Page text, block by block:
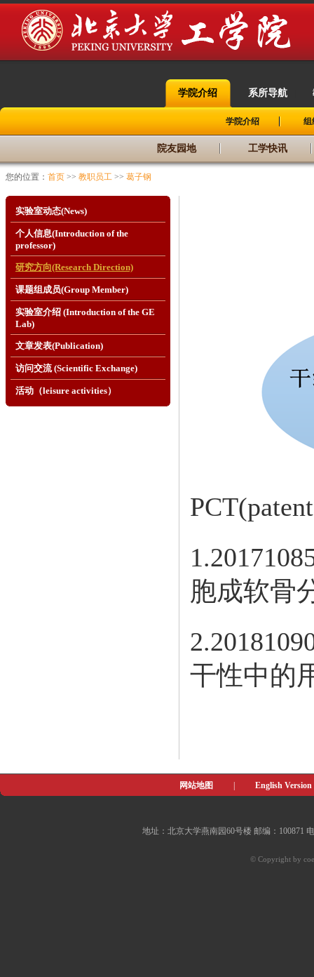
学院介绍 系所导航
学院介绍 组
院友园地 工学快讯
您的位置： 首页 >> 教职员工 >> 葛子钢
实验室动态(News)
个人信息(Introduction of the
professor)
研究方向(Research Direction)
课题组成员(Group Member)
实验室介绍 (Introduction of the GE
Lab)
文章发表(Publication)
访问交流 (Scientific Exchange)
活动（leisure activities）
胞成软骨
干性中的
网站地图 English Version
地址：北京大学燕南园60号楼 邮编：100871
© Copyright by